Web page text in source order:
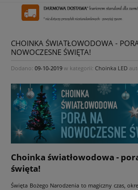
CHOINKA ŚWIATŁOWODOWA -
NOWOCZESNE ŚWIĘTA!
Dodano: 09-10-2019 w kategorii: Choinka LED
Choinka światłowodowa -
święta!
Święta Bożego Narodzenia to magiczny czas,